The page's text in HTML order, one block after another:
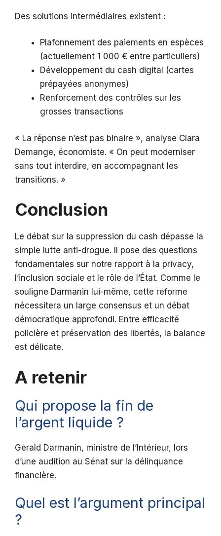
Des solutions intermédiaires existent :
Plafonnement des paiements en espèces
(actuellement 1 000 € entre particuliers)
Développement du cash digital (cartes
prépayées anonymes)
Renforcement des contrôles sur les
grosses transactions
« La réponse n’est pas binaire », analyse Clara
Demange, économiste. « On peut moderniser
sans tout interdire, en accompagnant les
transitions. »
Conclusion
Le débat sur la suppression du cash dépasse la
simple lutte anti-drogue. Il pose des questions
fondamentales sur notre rapport à la privacy,
l’inclusion sociale et le rôle de l’État. Comme le
souligne Darmanin lui-même, cette réforme
nécessitera un large consensus et un débat
démocratique approfondi. Entre efficacité
policière et préservation des libertés, la balance
est délicate.
A retenir
Qui propose la fin de
l’argent liquide ?
Gérald Darmanin, ministre de l’Intérieur, lors
d’une audition au Sénat sur la délinquance
financière.
Quel est l’argument principal
?